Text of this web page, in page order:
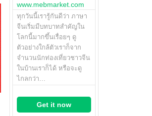
www.mebmarket.com
ทุกวันนี้เรารู้กันดีว่า ภาษา
จีนเริ่มมีบทบาทสำคัญใน
โลกนี้มากขึ้นเรื่อยๆ ดู
ตัวอย่างใกล้ตัวเราก็จาก
จำนวนนักท่องเที่ยวชาวจีน
ในบ้านเราก็ได้ หรือจะดู
ไกลกว่า…
Get it now